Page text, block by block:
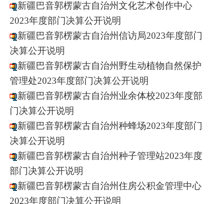
新疆巴音郭楞蒙古自治州文化艺术创作中心
2023年度部门决算公开说明
新疆巴音郭楞蒙古自治州信访局2023年度部门
决算公开说明
新疆巴音郭楞蒙古自治州野生动植物自然保护
管理处2023年度部门决算公开说明
新疆巴音郭楞蒙古自治州业余体校2023年度部
门决算公开说明
新疆巴音郭楞蒙古自治州种蜂场2023年度部门
决算公开说明
新疆巴音郭楞蒙古自治州种子管理站2023年度
部门决算公开说明
新疆巴音郭楞蒙古自治州住房公积金管理中心
2023年度部门决算公开说明